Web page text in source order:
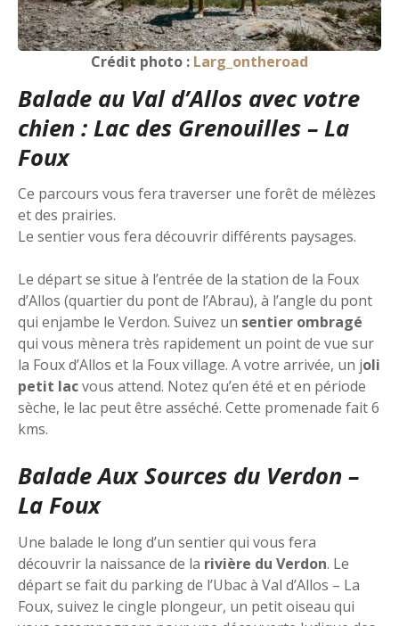
Crédit photo : Larg_ontheroad
Balade au Val d’Allos avec votre
chien : Lac des Grenouilles – La
Foux
Ce parcours vous fera traverser une forêt de mélèzes
et des prairies.
Le sentier vous fera découvrir différents paysages.
Le départ se situe à l’entrée de la station de la Foux
d’Allos (quartier du pont de l’Abrau), à l’angle du pont
qui enjambe le Verdon. Suivez un sentier ombragé
qui vous mènera très rapidement un point de vue sur
la Foux d’Allos et la Foux village. A votre arrivée, un joli
petit lacvous attend. Notez qu’en été et en période
sèche, le lac peut être asséché. Cette promenade fait 6
kms.
Balade Aux Sources du Verdon –
La Foux
Une balade le long d’un sentier qui vous fera
découvrir la naissance de la rivière du Verdon. Le
départ se fait du parking de l’Ubac à Val d’Allos – La
Foux, suivez le cingle plongeur, un petit oiseau qui